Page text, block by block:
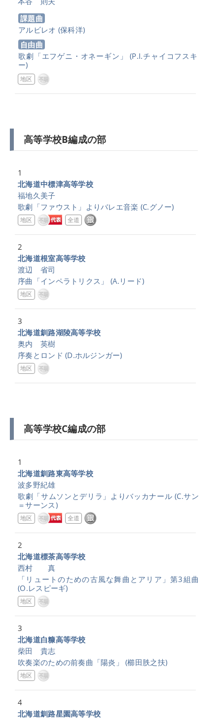
課題曲
アルビレオ (保科洋)
自由曲
歌劇「エフゲニ・オネーギン」
(P.I.チャイコフスキ
ー)
地区
高等学校B編成の部
1
北海道中標津高等学校
福地久美子
歌劇「ファウスト」よりバレエ音楽 (C.グノー)
地区 全道
2
北海道根室高等学校
渡辺 省司
序曲「インペラトリクス」
(A.リード)
地区
3
北海道釧路湖陵高等学校
奥内 英樹
序奏とロンド (D.ホルジンガー)
地区
高等学校C編成の部
1
北海道釧路東高等学校
波多野紀雄
歌劇「サムソンとデリラ」よりバッカナール (C.サン
＝サーンス)
地区 全道
2
北海道標茶高等学校
西村 真
「リュートのための古風な舞曲とアリア」第3組曲
(O.レスピーギ)
地区
3
北海道白糠高等学校
柴田 貴志
吹奏楽のための前奏曲「陽炎」
(櫛田胅之扶)
地区
4
北海道釧路星園高等学校